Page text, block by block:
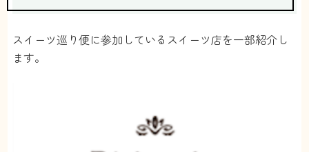
スイーツ巡り便に参加しているスイーツ店を一部紹介し
ます。